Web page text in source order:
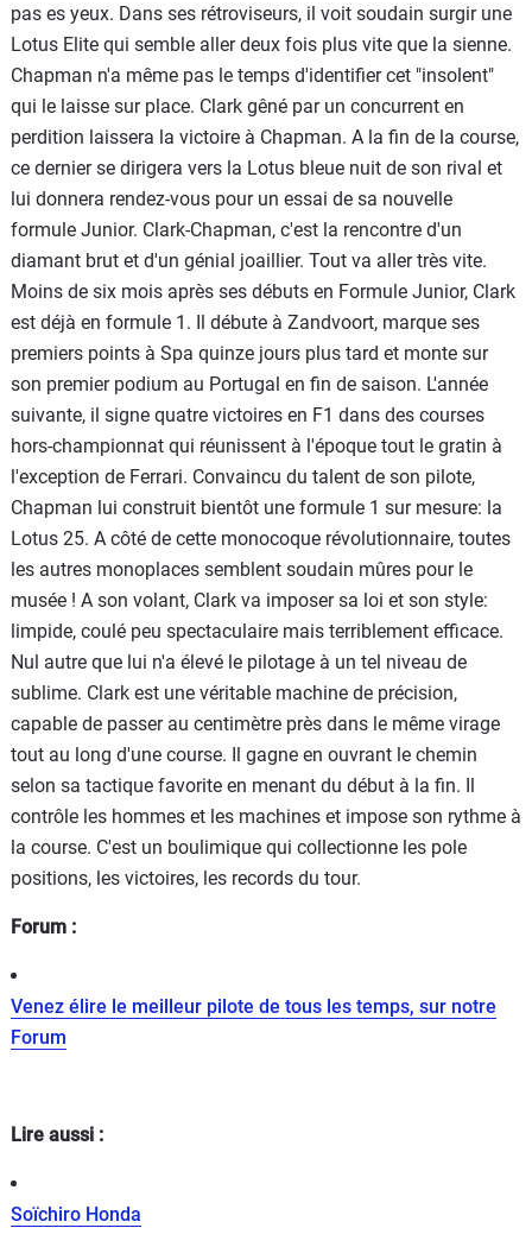
pas es yeux. Dans ses rétroviseurs, il voit soudain surgir une
Lotus Elite qui semble aller deux fois plus vite que la sienne.
Chapman n'a même pas le temps d'identifier cet "insolent"
qui le laisse sur place. Clark gêné par un concurrent en
perdition laissera la victoire à Chapman. A la fin de la course,
ce dernier se dirigera vers la Lotus bleue nuit de son rival et
lui donnera rendez-vous pour un essai de sa nouvelle
formule Junior. Clark-Chapman, c'est la rencontre d'un
diamant brut et d'un génial joaillier. Tout va aller très vite.
Moins de six mois après ses débuts en Formule Junior, Clark
est déjà en formule 1. Il débute à Zandvoort, marque ses
premiers points à Spa quinze jours plus tard et monte sur
son premier podium au Portugal en fin de saison. L'année
suivante, il signe quatre victoires en F1 dans des courses
hors-championnat qui réunissent à l'époque tout le gratin à
l'exception de Ferrari. Convaincu du talent de son pilote,
Chapman lui construit bientôt une formule 1 sur mesure: la
Lotus 25. A côté de cette monocoque révolutionnaire, toutes
les autres monoplaces semblent soudain mûres pour le
musée ! A son volant, Clark va imposer sa loi et son style:
limpide, coulé peu spectaculaire mais terriblement efficace.
Nul autre que lui n'a élevé le pilotage à un tel niveau de
sublime. Clark est une véritable machine de précision,
capable de passer au centimètre près dans le même virage
tout au long d'une course. Il gagne en ouvrant le chemin
selon sa tactique favorite en menant du début à la fin. Il
contrôle les hommes et les machines et impose son rythme à
la course. C'est un boulimique qui collectionne les pole
positions, les victoires, les records du tour.
Forum :
Venez élire le meilleur pilote de tous les temps, sur notre
Forum
Lire aussi :
Soïchiro Honda